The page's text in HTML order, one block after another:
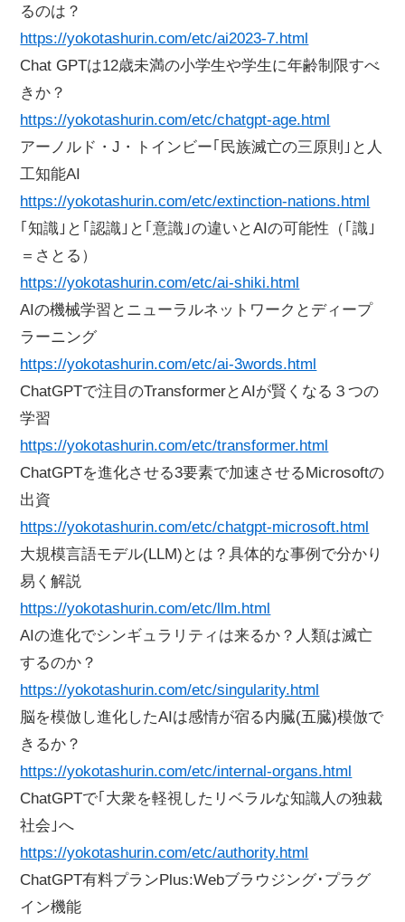
るのは？
https://yokotashurin.com/etc/ai2023-7.html
Chat GPTは12歳未満の小学生や学生に年齢制限すべ
きか？
https://yokotashurin.com/etc/chatgpt-age.html
アーノルド・J・トインビー｢民族滅亡の三原則｣と人
工知能AI
https://yokotashurin.com/etc/extinction-nations.html
｢知識｣と｢認識｣と｢意識｣の違いとAIの可能性（｢識｣
＝さとる）
https://yokotashurin.com/etc/ai-shiki.html
AIの機械学習とニューラルネットワークとディープ
ラーニング
https://yokotashurin.com/etc/ai-3words.html
ChatGPTで注目のTransformerとAIが賢くなる３つの
学習
https://yokotashurin.com/etc/transformer.html
ChatGPTを進化させる3要素で加速させるMicrosoftの
出資
https://yokotashurin.com/etc/chatgpt-microsoft.html
大規模言語モデル(LLM)とは？具体的な事例で分かり
易く解説
https://yokotashurin.com/etc/llm.html
AIの進化でシンギュラリティは来るか？人類は滅亡
するのか？
https://yokotashurin.com/etc/singularity.html
脳を模倣し進化したAIは感情が宿る内臓(五臓)模倣で
きるか？
https://yokotashurin.com/etc/internal-organs.html
ChatGPTで｢大衆を軽視したリベラルな知識人の独裁
社会｣へ
https://yokotashurin.com/etc/authority.html
ChatGPT有料プランPlus:Webブラウジング･プラグ
イン機能